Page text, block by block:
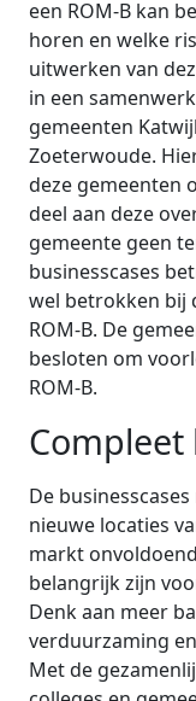
een ROM-B kan
horen en welke
uitwerken van
in een
gemeenten
Zoeterwoude.
deze gemeenten
deel aan deze
gemeente geen
businesscases
wel betrokken bij
ROM-B. De
besloten om
ROM-B.
Compleet
De
nieuwe locaties
markt
belangrijk zijn
Denk aan meer
verduurzaming
Met de